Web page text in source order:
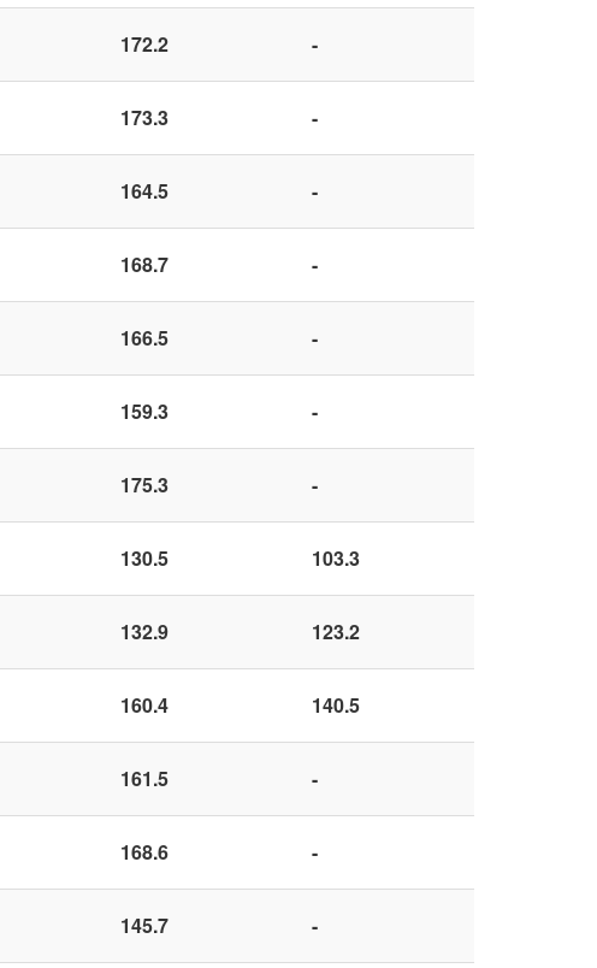
172.2 -
173.3 -
164.5 -
168.7 -
166.5 -
159.3 -
175.3 -
130.5 103.3
132.9 123.2
160.4 140.5
161.5 -
168.6 -
145.7 -